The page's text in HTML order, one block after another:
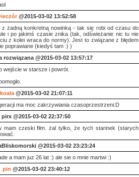
@2015-03-02 13:52:58
z żadną konkretną nowinką - tak się robi od czasu do
i po jakimś czasie znika (tak, odświeżanie nic tu nie
z kolei wraca do normy). Jest to związane z błędem
poprawiane (kiedyś tam :) )
rozwiązana@2015-03-02 13:57:17
wejście w starsze i powrót.
koala@2015-03-02 21:07:11
ma moc zakrzywiania czasoprzestrzeni:D
pirx @2015-03-02 22:37:50
mam czeski film. żal tylko, że tych starinek (starych
@2015-03-02 23:23:24
a mam juz 26 lat :) ale sie o mnie martwi :)
pin @2015-03-02 23:40:12